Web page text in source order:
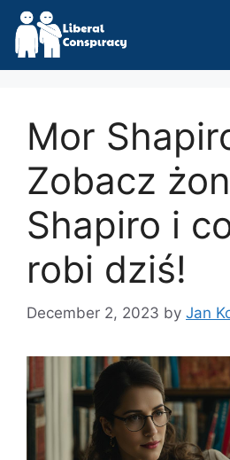
Skip
content
Mor
Zobacz
Shapiro i
robi dziś!
December 2, 2023 by Jan